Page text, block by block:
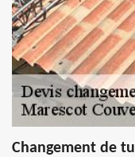
Changement de